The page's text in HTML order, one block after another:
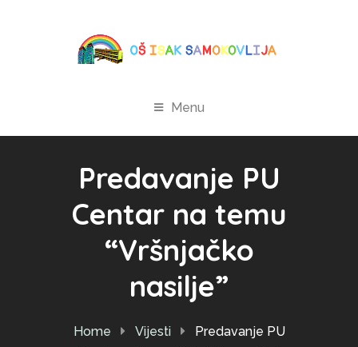
Menu
Predavanje PU
Centar na temu
“Vršnjačko
nasilje”
Home Vijesti
Predavanje PU